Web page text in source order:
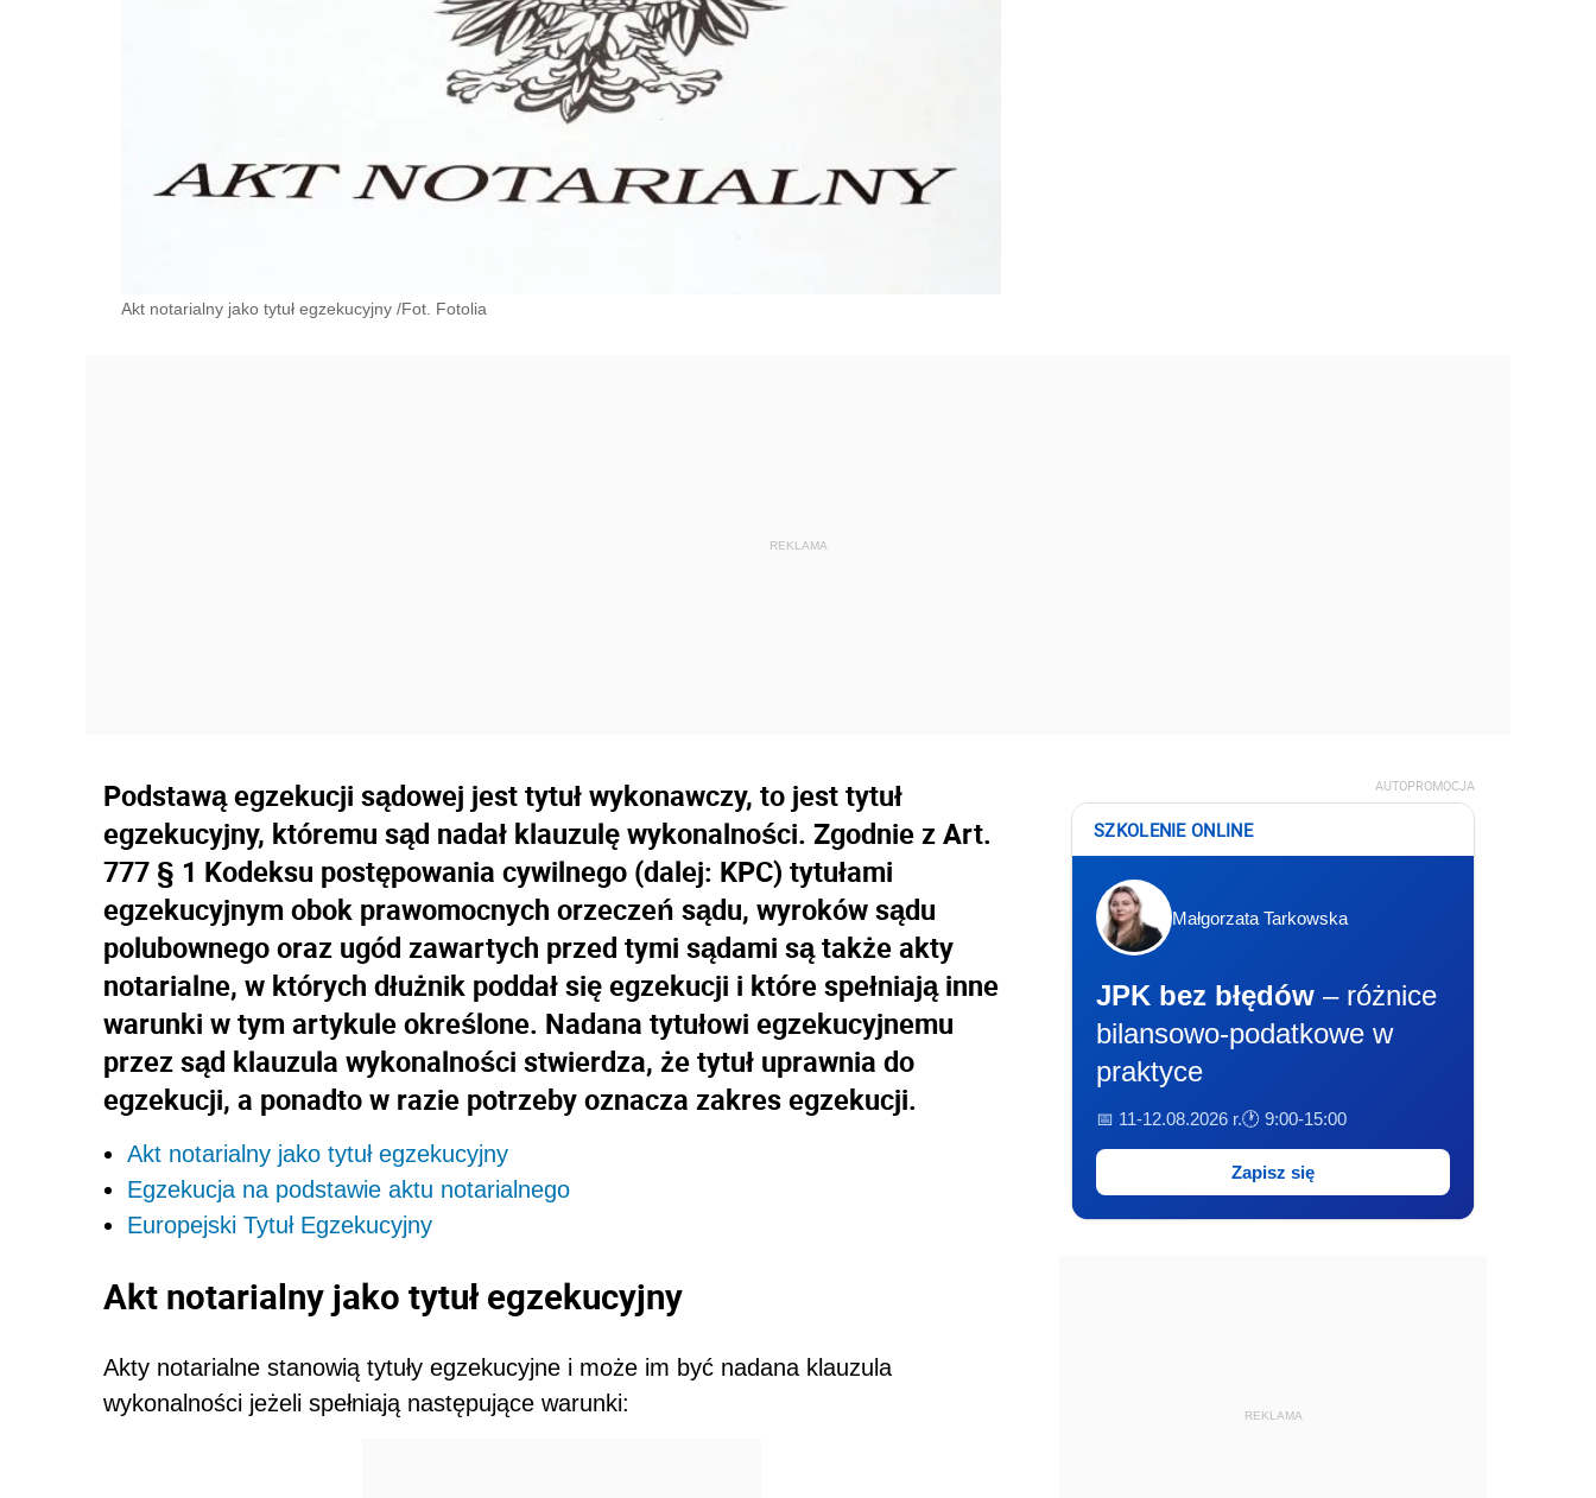
Akt notarialny jako tytuł egzekucyjny /Fot. Fotolia
Podstawą egzekucji sądowej jest tytuł wykonawczy, to jest tytuł
egzekucyjny, któremu sąd nadał klauzulę wykonalności. Zgodnie z Art.
777 § 1 Kodeksu postępowania cywilnego (dalej: KPC) tytułami
egzekucyjnym obok prawomocnych orzeczeń sądu, wyroków sądu
polubownego oraz ugód zawartych przed tymi sądami są także akty
notarialne, w których dłużnik poddał się egzekucji i które spełniają inne
warunki w tym artykule określone. Nadana tytułowi egzekucyjnemu
przez sąd klauzula wykonalności stwierdza, że tytuł uprawnia do
egzekucji, a ponadto w razie potrzeby oznacza zakres egzekucji.
Akt notarialny jako tytuł egzekucyjny
Egzekucja na podstawie aktu notarialnego
Europejski Tytuł Egzekucyjny
Akt notarialny jako tytuł egzekucyjny
Akty notarialne stanowią tytuły egzekucyjne i może im być nadana klauzula
wykonalności jeżeli spełniają następujące warunki:
AUTOPROMOCJA
SZKOLENIE ONLINE
Małgorzata Tarkowska
JPK bez błędów – różnice
bilansowo-podatkowe w
praktyce
📅 11-12.08.2026 r.🕐 9:00-15:00
Zapisz się
REKLAMA